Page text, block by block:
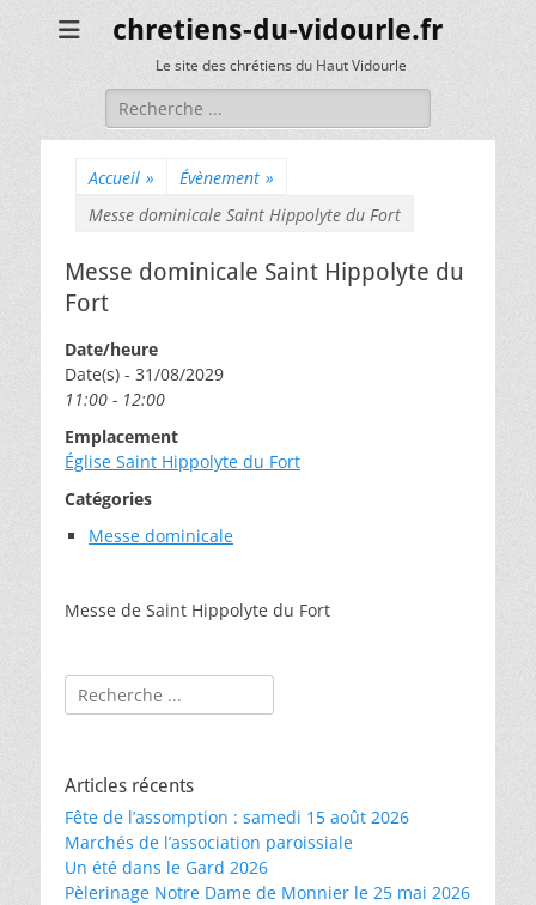
chretiens-du-vidourle.fr
Le site des chrétiens du Haut Vidourle
Rechercher :
Accueil » Évènement »
Messe dominicale Saint Hippolyte du Fort
Messe dominicale Saint Hippolyte du
Fort
Date/heure
Date(s) - 31/08/2029
11:00 - 12:00
Emplacement
Église Saint Hippolyte du Fort
Catégories
Messe dominicale
Messe de Saint Hippolyte du Fort
Rechercher :
Articles récents
Fête de l’assomption : samedi 15 août 2026
Marchés de l’association paroissiale
Un été dans le Gard 2026
Pèlerinage Notre Dame de Monnier le 25 mai 2026